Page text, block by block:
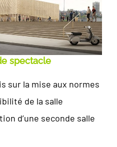
spectacle
sur la mise aux normes
de la salle
d’une seconde salle